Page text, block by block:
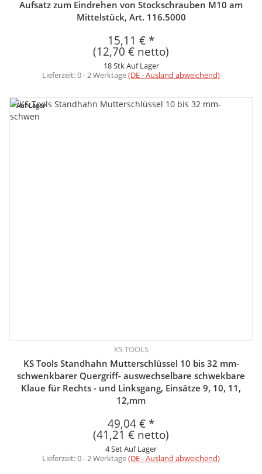
Aufsatz zum Eindrehen von Stockschrauben M10 am
Mittelstück, Art. 116.5000
15,11 € *
(12,70 € netto)
18 Stk Auf Lager
Lieferzeit:0 - 2 Werktage(DE - Ausland abweichend)
Auf Lager
KS TOOLS
KS Tools Standhahn Mutterschlüssel 10 bis 32 mm-
schwenkbarer Quergriff- auswechselbare schwekbare
Klaue für Rechts - und Linksgang, Einsätze 9, 10, 11,
12,mm
49,04 € *
(41,21 € netto)
4 Set Auf Lager
Lieferzeit:0 - 2 Werktage(DE - Ausland abweichend)